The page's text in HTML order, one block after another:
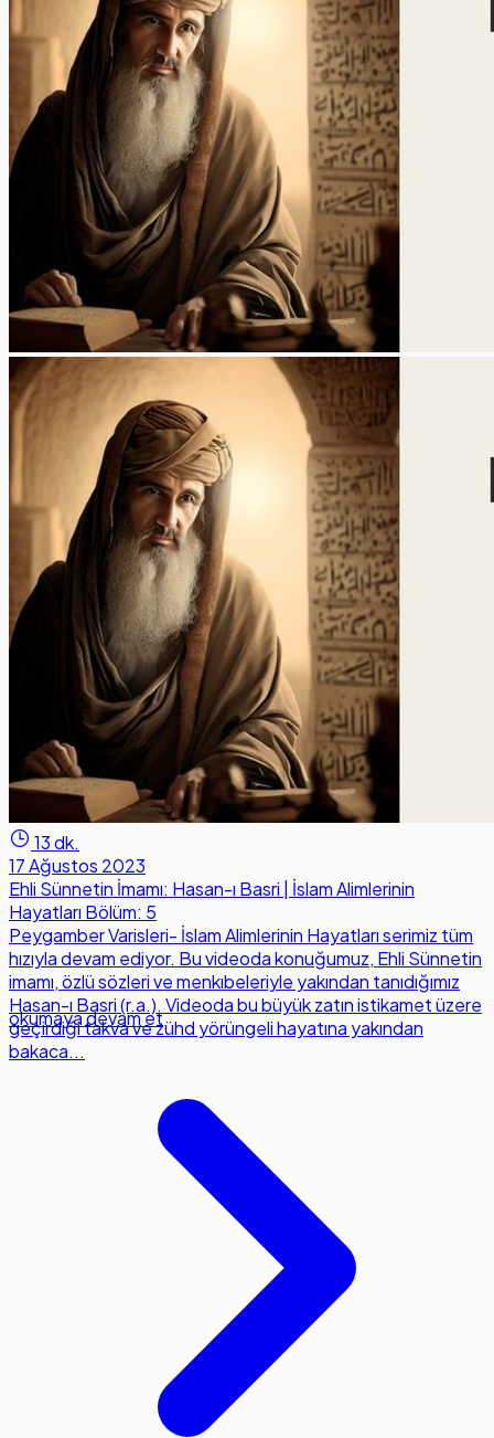
13 dk.
17 Ağustos 2023
Ehli Sünnetin İmamı: Hasan-ı Basri | İslam Alimlerinin
Hayatları Bölüm: 5
Peygamber Varisleri- İslam Alimlerinin Hayatları serimiz tüm
hızıyla devam ediyor. Bu videoda konuğumuz, Ehli Sünnetin
imamı, özlü sözleri ve menkıbeleriyle yakından tanıdığımız
Hasan-ı Basri (r.a.). Videoda bu büyük zatın istikamet üzere
geçirdiği takva ve zühd yörüngeli hayatına yakından
bakaca...
okumaya devam et